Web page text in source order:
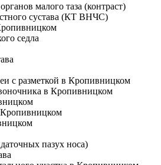
малого таза (контраст)
сустава (КТ ВНЧС)
седла
с разметкой в Кропивницком
в Кропивницком
Кропивницком
пазух носа)